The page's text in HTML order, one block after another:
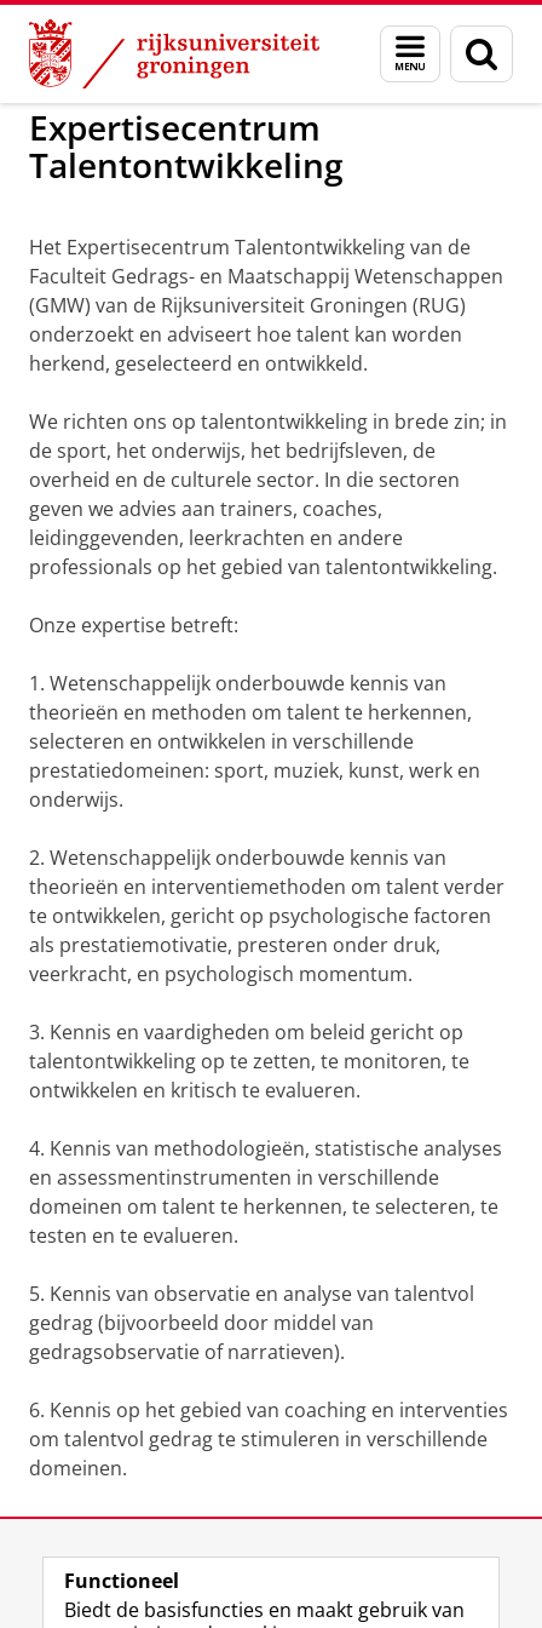
Skip
Content
Skip
Navigation
Menu
en
zoeken
GMW Expertisecentrum Talentontwikkeling
Expertisecentrum
Talentontwikkeling
Expertisecentrum Talentontwikkeling
Het Expertisecentrum Talentontwikkeling van de
Faculteit Gedrags- en Maatschappij Wetenschappen
(GMW) van de Rijksuniversiteit Groningen (RUG)
onderzoekt en adviseert hoe talent kan worden
herkend, geselecteerd en ontwikkeld.
We richten ons op talentontwikkeling in brede zin; in
de sport, het onderwijs, het bedrijfsleven, de
overheid en de culturele sector. In die sectoren
geven we advies aan trainers, coaches,
leidinggevenden, leerkrachten en andere
professionals op het gebied van talentontwikkeling.
Onze expertise betreft:
1. Wetenschappelijk onderbouwde kennis van
theorieën en methoden om talent te herkennen,
selecteren en ontwikkelen in verschillende
prestatiedomeinen: sport, muziek, kunst, werk en
onderwijs.
2. Wetenschappelijk onderbouwde kennis van
theorieën en interventiemethoden om talent verder
te ontwikkelen, gericht op psychologische factoren
als prestatiemotivatie, presteren onder druk,
veerkracht, en psychologisch momentum.
3. Kennis en vaardigheden om beleid gericht op
talentontwikkeling op te zetten, te monitoren, te
ontwikkelen en kritisch te evalueren.
4. Kennis van methodologieën, statistische analyses
en assessmentinstrumenten in verschillende
domeinen om talent te herkennen, te selecteren, te
testen en te evalueren.
5. Kennis van observatie en analyse van talentvol
gedrag (bijvoorbeeld door middel van
gedragsobservatie of narratieven).
6. Kennis op het gebied van coaching en interventies
om talentvol gedrag te stimuleren in verschillende
domeinen.
View this page in:English
Functioneel
Biedt de basisfuncties en maakt gebruik van